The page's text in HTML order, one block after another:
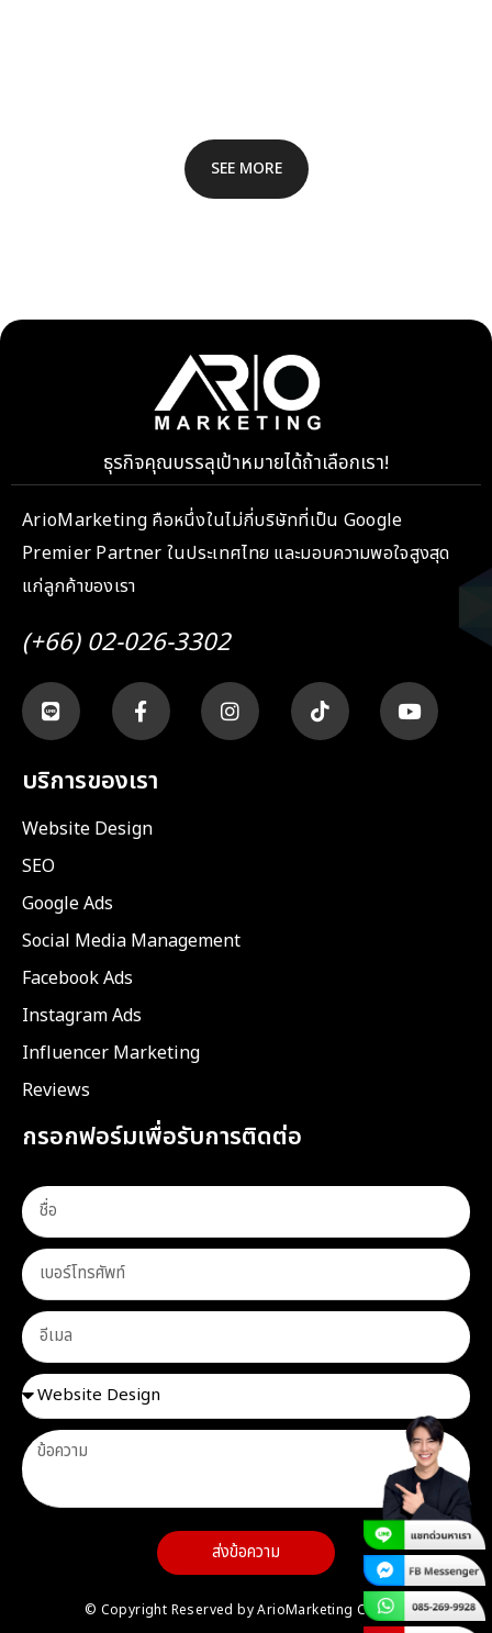
SEE MORE
ธุรกิจคุณบรรลุเป้าหมายได้ถ้าเลือกเรา!
ArioMarketing คือหนึ่งในไม่กี่บริษัทที่เป็น Google
Premier Partner ในประเทศไทย และมอบความพอใจสูงสุด
แก่ลูกค้าของเรา
(+66) 02-026-3302
บริการของเรา
Website Design
SEO
Google Ads
Social Media Management
Facebook Ads
Instagram Ads
Influencer Marketing
Reviews
กรอกฟอร์มเพื่อรับการติดต่อ
ส่งข้อความ
© Copyright Reserved by ArioMarketing Co.,Ltd.